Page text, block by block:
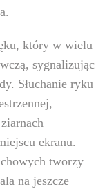
który w wielu
sygnalizując
Słuchanie ryku
ekranu.
tworzy
na jeszcze